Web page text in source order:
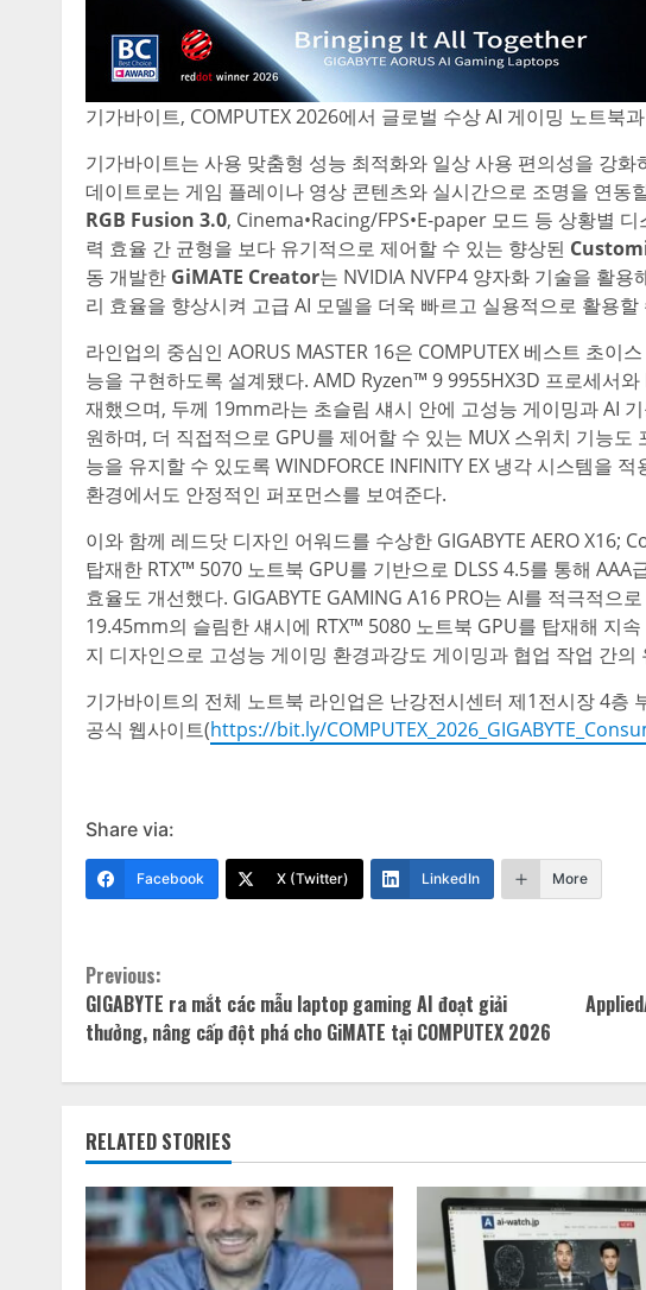
기가바이트, COMPUTEX 2026에서 글로벌 수상 AI 게이밍 노트북
기가바이트는 사용 맞춤형 성능 최적화와 일상 사용 편의성을 강
데이트로는 게임 플레이나 영상 콘텐츠와 실시간으로 조명을 연동
RGB Fusion 3.0, Cinema•Racing/FPS•E-paper 모드 등 상황별
력 효율 간 균형을 보다 유기적으로 제어할 수 있는 향상된
동 개발한 GiMATE Creator는 NVIDIA NVFP4 양자화 기술을 활
리 효율을 향상시켜 고급 AI 모델을 더욱 빠르고 실용적으로 활용
라인업의 중심인 AORUS MASTER 16은 COMPUTEX 베스트 초이
능을 구현하도록 설계됐다. AMD Ryzen™ 9 9955HX3D 프로세서
재했으며, 두께 19mm라는 초슬림 섀시 안에 고성능 게이밍과 AI
원하며, 더 직접적으로 GPU를 제어할 수 있는 MUX 스위치 기능
능을 유지할 수 있도록 WINDFORCE INFINITY EX 냉각 시스템을
환경에서도 안정적인 퍼포먼스를 보여준다.
이와 함께 레드닷 디자인 어워드를 수상한 GIGABYTE AERO X16;
탑재한 RTX™ 5070 노트북 GPU를 기반으로 DLSS 4.5를 통해
효율도 개선했다. GIGABYTE GAMING A16 PRO는 AI를 적극적으
19.45mm의 슬림한 섀시에 RTX™ 5080 노트북 GPU를 탑재해 지
지 디자인으로 고성능 게이밍 환경과강도 게이밍과 협업 작업 간의
기가바이트의 전체 노트북 라인업은 난강전시센터 제1전시장 4층
공식 웹사이트(https://bit.ly/
Share via:
Facebook X (Twitter) LinkedIn More
Continue
Reading
Previous:
GIGABYTE ra mắt các mẫu laptop gaming AI đoạt giải
thưởng, nâng cấp đột phá cho GiMATE tại COMPUTEX 2026
RELATED STORIES